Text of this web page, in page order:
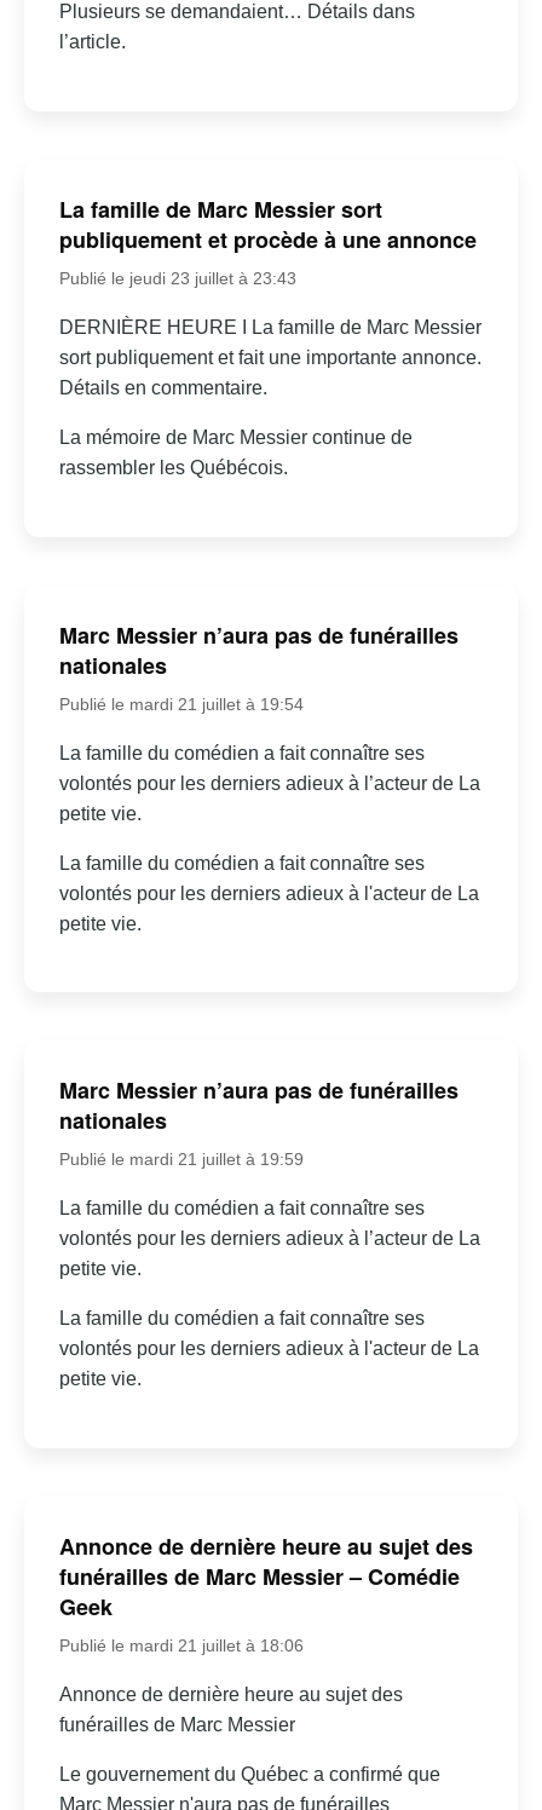
Plusieurs se demandaient… Détails dans
l’article.
La famille de Marc Messier sort
publiquement et procède à une annonce
Publié le jeudi 23 juillet à 23:43
DERNIÈRE HEURE I La famille de Marc Messier
sort publiquement et fait une importante annonce.
Détails en commentaire.
La mémoire de Marc Messier continue de
rassembler les Québécois.
Marc Messier n’aura pas de funérailles
nationales
Publié le mardi 21 juillet à 19:54
La famille du comédien a fait connaître ses
volontés pour les derniers adieux à l’acteur de La
petite vie.
La famille du comédien a fait connaître ses
volontés pour les derniers adieux à l'acteur de La
petite vie.
Marc Messier n’aura pas de funérailles
nationales
Publié le mardi 21 juillet à 19:59
La famille du comédien a fait connaître ses
volontés pour les derniers adieux à l’acteur de La
petite vie.
La famille du comédien a fait connaître ses
volontés pour les derniers adieux à l'acteur de La
petite vie.
Annonce de dernière heure au sujet des
funérailles de Marc Messier – Comédie
Geek
Publié le mardi 21 juillet à 18:06
Annonce de dernière heure au sujet des
funérailles de Marc Messier
Le gouvernement du Québec a confirmé que
Marc Messier n'aura pas de funérailles